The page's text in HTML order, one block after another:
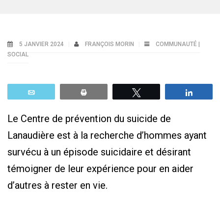
5 JANVIER 2024 FRANÇOIS MORIN
COMMUNAUTÉ |
SOCIAL
Le Centre de prévention du suicide de
Lanaudière est à la recherche d’hommes ayant
survécu à un épisode suicidaire et désirant
témoigner de leur expérience pour en aider
d’autres à rester en vie.